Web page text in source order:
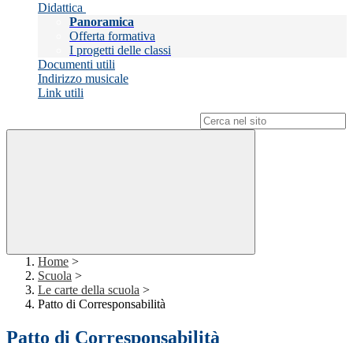
Didattica
Panoramica
Offerta formativa
I progetti delle classi
Documenti utili
Indirizzo musicale
Link utili
Home >
Scuola >
Le carte della scuola >
Patto di Corresponsabilità
Patto di Corresponsabilità